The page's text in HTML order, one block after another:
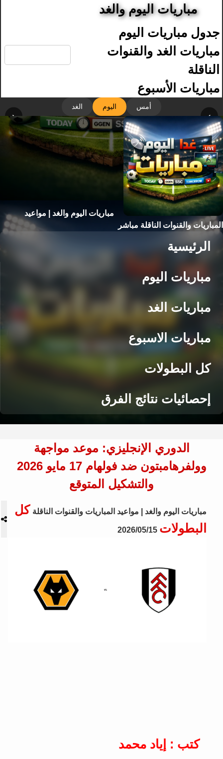
مباريات اليوم والغد
جدول مباريات اليوم
مباريات الغد والقنوات
الناقلة
مباريات الأسبوع
أمس اليوم الغد
‹ ›
مباريات اليوم والغد | مواعيد
المباريات والقنوات الناقلة مباشر
الرئيسية
مباريات اليوم
مباريات الغد
مباريات الاسبوع
كل البطولات
إحصائيات نتائج الفرق
الدوري الإنجليزي: موعد مواجهة
وولفرهامبتون ضد فولهام 17 مايو 2026
والتشكيل المتوقع
مباريات اليوم والغد | مواعيد المباريات والقنوات الناقلة كل
البطولات 2026/05/15
كتب : إياد محمد